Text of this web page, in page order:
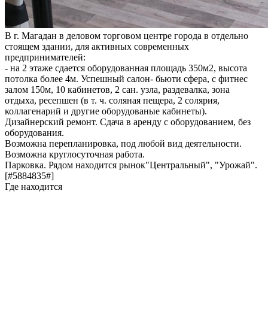
В г. Магадан в деловом торговом центре города в отдельно
стоящем здании, для активных современных
предпринимателей:
- на 2 этаже сдается оборудованная площадь 350м2, высота
потолка более 4м. Успешный салон- бьюти сфера, с фитнес
залом 150м, 10 кабинетов, 2 сан. узла, раздевалка, зона
отдыха, ресепшен (в т. ч. соляная пещера, 2 солярия,
коллагенарий и другие оборудованые кабинеты).
Дизайнерский ремонт. Сдача в аренду с оборудованием, без
оборудования.
Возможна перепланировка, под любой вид деятельности.
Возможна круглосуточная работа.
Парковка. Рядом находится рынок"Центральный", "Урожай".
[#5884835#]
Где находится